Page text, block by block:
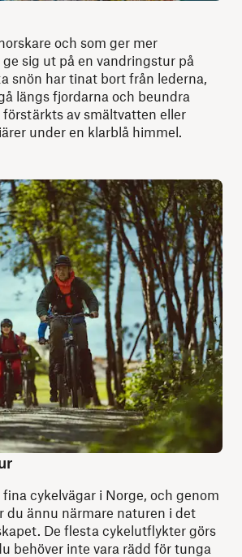
och som ger mer
sig ut på en vandringstur på
snön har tinat bort från lederna,
längs fjordarna och beundra
av smältvatten eller
under en klarblå himmel.
cykelvägar i Norge, och genom
du ännu närmare naturen i det
De flesta cykelutflykter görs
behöver inte vara rädd för tunga